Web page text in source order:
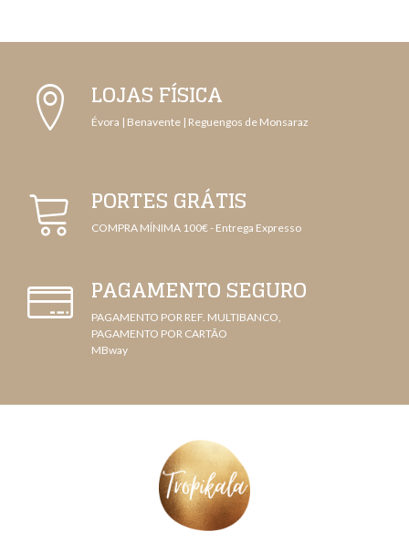
LOJAS FÍSICA
Évora | Benavente | Reguengos de Monsaraz
PORTES GRÁTIS
COMPRA MÍNIMA 100€ - Entrega Expresso
PAGAMENTO SEGURO
PAGAMENTO POR REF. MULTIBANCO,
PAGAMENTO POR CARTÃO
MBway